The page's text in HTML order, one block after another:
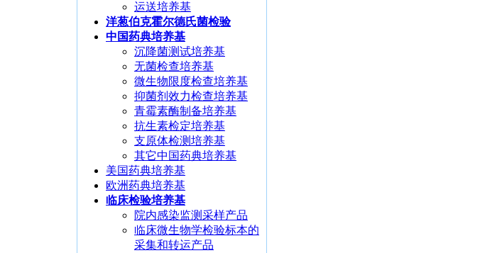
运送培养基
洋葱伯克霍尔德氏菌检验
中国药典培养基
沉降菌测试培养基
无菌检查培养基
微生物限度检查培养基
抑菌剂效力检查培养基
青霉素酶制备培养基
抗生素检定培养基
支原体检测培养基
其它中国药典培养基
美国药典培养基
欧洲药典培养基
临床检验培养基
院内感染监测采样产品
临床微生物学检验标本的
采集和转运产品